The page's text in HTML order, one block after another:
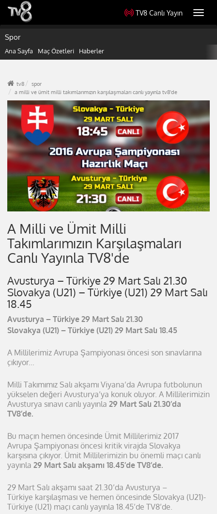
TV8 Canlı Yayın
Spor
Ana Sayfa Maç Özetleri Haberler
tv8
spor
a milli ve ümit milli takımlarımızın karşılaşmaları canlı yayınla tv8'de
A Milli ve Ümit Milli
Takımlarımızın Karşılaşmaları
Canlı Yayınla TV8'de
Avusturya – Türkiye 29 Mart Salı 21.30
Slovakya (U21) – Türkiye (U21) 29 Mart Salı
18.45
Avusturya – Türkiye 29 Mart Salı 21.30
Slovakya (U21) – Türkiye (U21) 29 Mart Salı 18.45
A Millilerimiz Avrupa Şampiyonası öncesi son sınavlarına
çıkıyor...
Milli Takımımız Salı akşamı Viyana’da Avrupa futbolunun
yükselen değeri Avusturya’ya konuk oluyor. A Millilerimizin
Avusturya sınavı canlı yayınla 29 Mart Salı 21.30’da
TV8’de.
Bu maçın hemen öncesinde Ümit Millilerimiz 2017
Avrupa Şampiyonası öncesi kritik virajda Slovakya
karşısına çıkıyor. Ümit Millilerimizin bu önemli maçı canlı
yayınla 29 Mart Salı akşamı 18.45’de TV8’de.
29 Mart Salı akşamı saat 21.30’da Avusturya –
Türkiye karşılaşması ve hemen öncesinde Slovakya (U21)-
Türkiye (U21) maçı canlı yayınla 18.45’de TV8’de.